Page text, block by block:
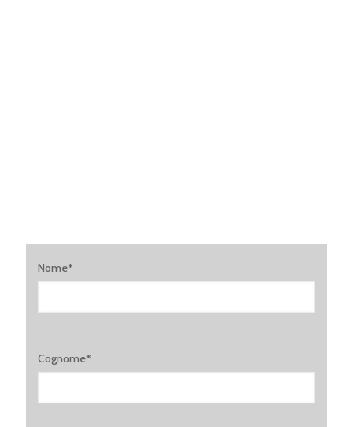
Nome*
Cognome*